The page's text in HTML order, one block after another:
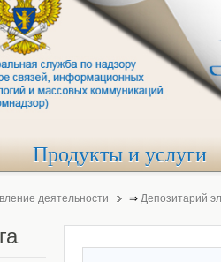
Продукты и услуги
деятельности ⇒ Депозитарий